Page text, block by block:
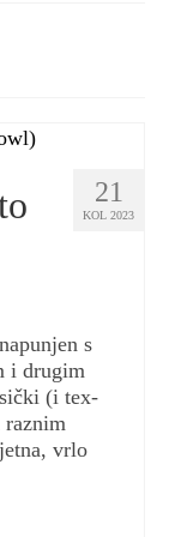
21
KOL 2023
s
i drugim
(i tex-
vrlo